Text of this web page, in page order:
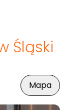
Śląski
Mapa